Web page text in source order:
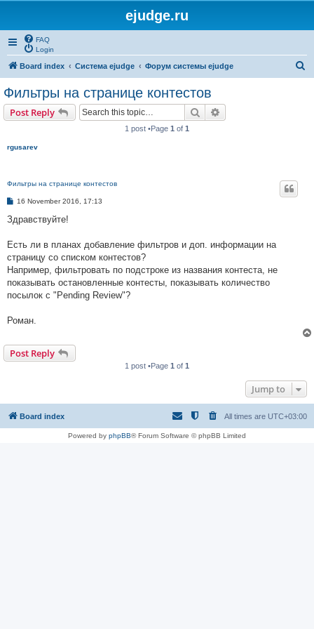
ejudge.ru
FAQ
Login
Board index Система ejudge Форум системы ejudge
Фильтры на странице контестов
Post Reply Search
1 post •Page 1 of 1
rgusarev
Фильтры на странице контестов
P
s
16 November 2016, 17:13
Здравствуйте!
Есть ли в планах добавление фильтров и доп. информации на
страницу со списком контестов?
Например, фильтровать по подстроке из названия контеста, не
показывать остановленные контесты, показывать количество
посылок с "Pending Review"?
Роман.
Post Reply
1 post •Page 1 of 1
Jump to
Board index All times are UTC+03:00
Powered by phpBB® Forum Software © phpBB Limited